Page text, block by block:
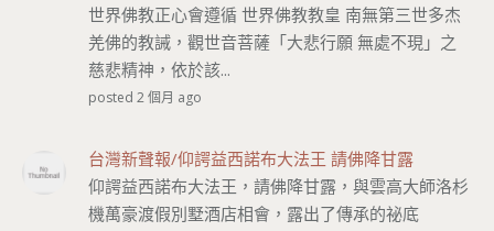
世界佛教正心會遵循 世界佛教教皇 南無第三世多杰
羌佛的教誡，觀世音菩薩「大悲行願 無處不現」之
慈悲精神，依於該...
posted 2 個月 ago
台灣新聲報/仰諤益西諾布大法王 請佛降甘露
仰諤益西諾布大法王，請佛降甘露，與雲高大師洛杉
機萬豪渡假別墅酒店相會，露出了傳承的祕底